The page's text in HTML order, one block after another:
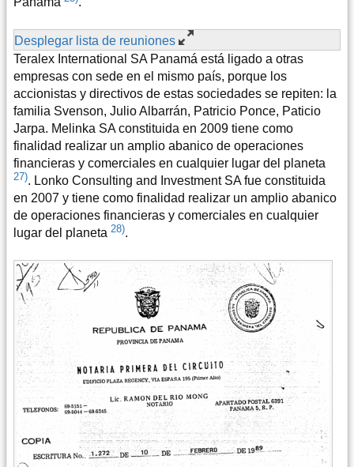
Desplegar lista de reuniones
Teralex International SA Panamá está ligado a otras
empresas con sede en el mismo país, porque los
accionistas y directivos de estas sociedades se repiten: la
familia Svenson, Julio Albarrán, Patricio Ponce, Paticio
Jarpa. Melinka SA constituida en 2009 tiene como
finalidad realizar un amplio abanico de operaciones
financieras y comerciales en cualquier lugar del planeta
27). Lonko Consulting and Investment SA fue constituida
en 2007 y tiene como finalidad realizar un amplio abanico
de operaciones financieras y comerciales en cualquier
lugar del planeta 28).